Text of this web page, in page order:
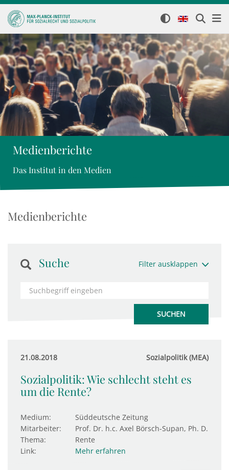
Medienberichte
Das Institut in den Medien
Medienberichte
Suche Filter ausklappen
21.08.2018 Sozialpolitik (MEA)
Sozialpolitik: Wie schlecht steht es
um die Rente?
Medium:
Süddeutsche Zeitung
Mitarbeiter:
Prof. Dr. h.c. Axel Börsch-Supan, Ph. D.
Thema:
Rente
Link:
Mehr erfahren